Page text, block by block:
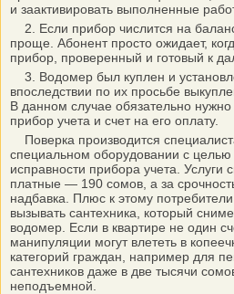
и заактивировать выполненные
2. Если прибор числится на
проще. Абонент просто ожидает,
прибор, проверенный и готовый к
3. Водомер был куплен и
впоследствии по их просьбе
В данном случае обязательно
прибор учета и счет на его оплату.
Поверка производится
специальном оборудовании с
исправности прибора учета. Услуги
платные — 190 сомов, а за
надбавка. Плюс к этому
вызывать сантехника, который
водомер. Если в квартире не один
манипуляции могут влететь в
категорий граждан, например для
сантехников даже в две тысячи
неподъемной.